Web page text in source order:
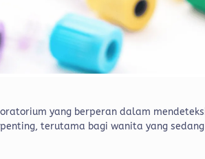
yang berperan dalam
terutama bagi wanita yang